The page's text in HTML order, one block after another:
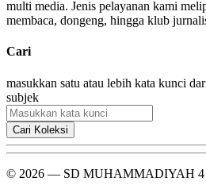
multi media. Jenis pelayanan kami
membaca, dongeng, hingga klub
Cari
masukkan satu atau lebih kata kunci
subjek
Cari Koleksi
© 2026 — SD MUHAMMADIYAH 4